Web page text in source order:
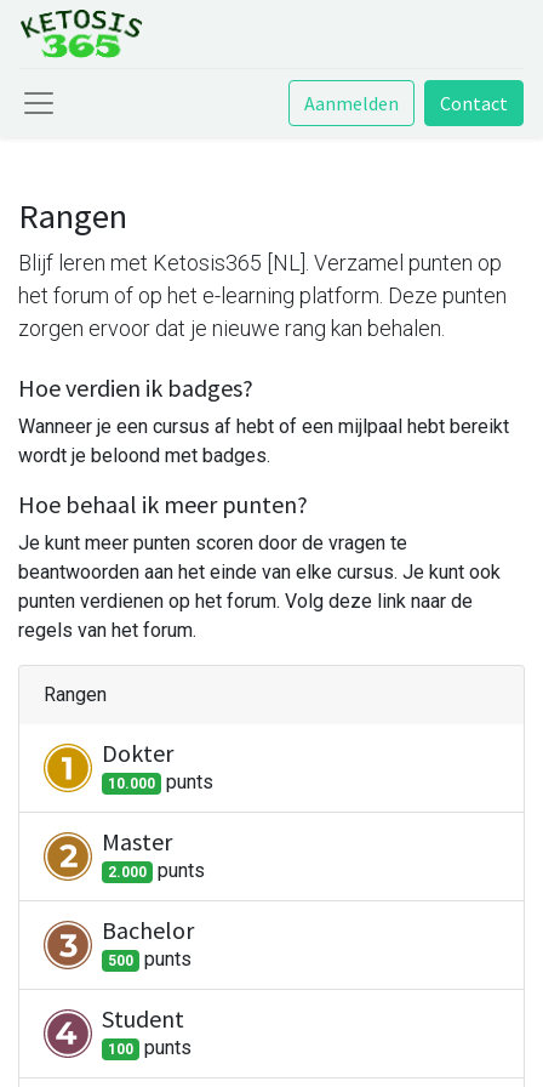
Aanmelden Contact
Rangen
Blijf leren met Ketosis365 [NL]. Verzamel punten op
het forum of op het e-learning platform. Deze punten
zorgen ervoor dat je nieuwe rang kan behalen.
Hoe verdien ik badges?
Wanneer je een cursus af hebt of een mijlpaal hebt bereikt
wordt je beloond met badges.
Hoe behaal ik meer punten?
Je kunt meer punten scoren door de vragen te
beantwoorden aan het einde van elke cursus. Je kunt ook
punten verdienen op het forum. Volg deze link naar de
regels van het forum.
Rangen
Dokter
10.000 punts
Master
2.000 punts
Bachelor
500 punts
Student
100 punts